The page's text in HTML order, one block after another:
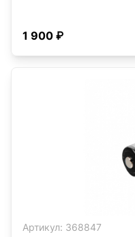
1 900 ₽
Артикул: 368847